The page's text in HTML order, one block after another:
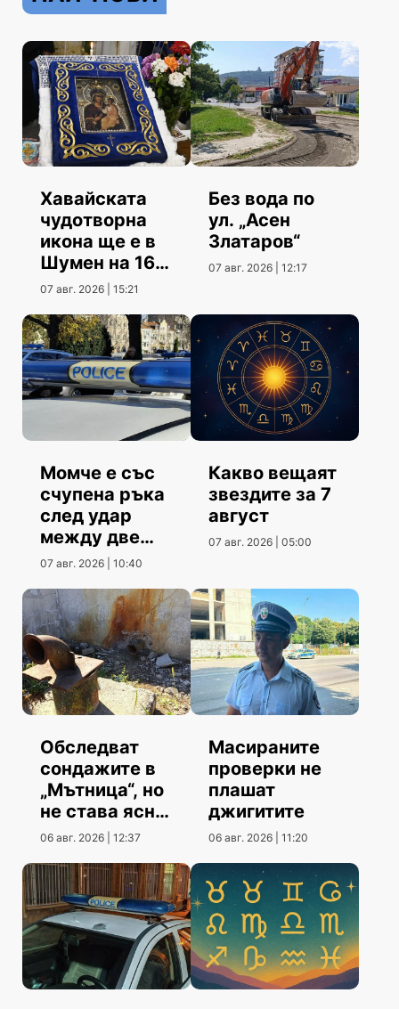
Хавайската
чудотворна
икона ще е в
Шумен на 16
август
07 авг. 2026 | 15:21
Без вода по
ул. „Асен
Златаров“
07 авг. 2026 | 12:17
Момче е със
счупена ръка
след удар
между две
коли
07 авг. 2026 | 10:40
Какво вещаят
звездите за 7
август
07 авг. 2026 | 05:00
Обследват
сондажите в
„Мътница“, но
не става ясно
кога
06 авг. 2026 | 12:37
Масираните
проверки не
плашат
джигитите
06 авг. 2026 | 11:20